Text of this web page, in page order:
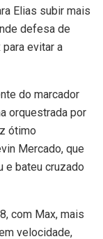
Elias subir mais
defesa de
evitar a
do marcador
orquestrada por
ótimo
Mercado, que
e bateu cruzado
com Max, mais
velocidade,